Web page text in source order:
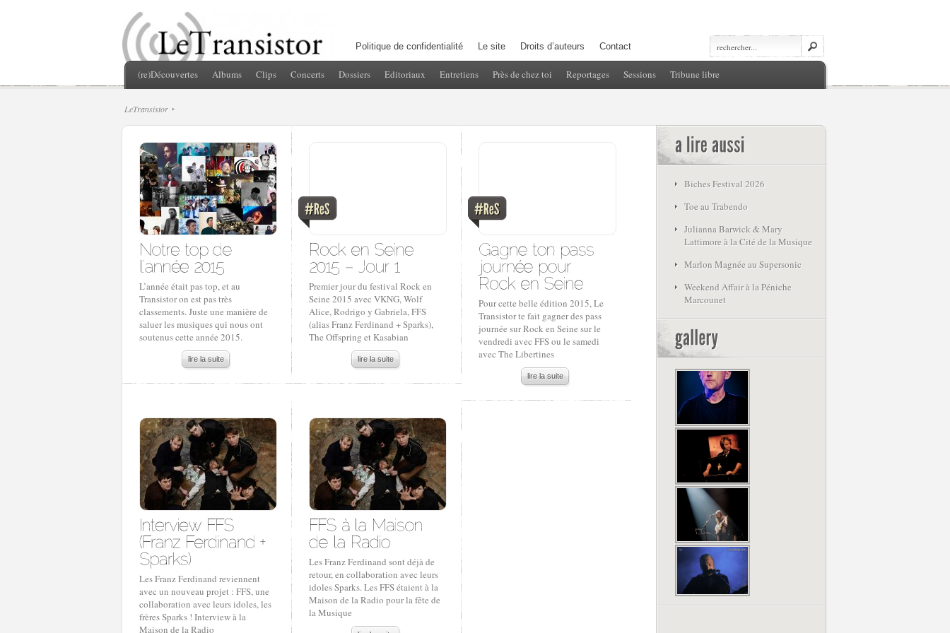
Politique de confidentialité Le site Droits d’auteurs Contact
(re)Découvertes Albums Clips Concerts Dossiers Editoriaux Entretiens Près de chez toi Reportages Sessions Tribune libre
LeTransistor
L’année était pas top, et au
Transistor on est pas très
classements. Juste une manière de
saluer les musiques qui nous ont
soutenus cette année 2015.
lire la suite
Premier jour du festival Rock en
Seine 2015 avec VKNG, Wolf
Alice, Rodrigo y Gabriela, FFS
(alias Franz Ferdinand + Sparks),
The Offspring et Kasabian
lire la suite
Pour cette belle édition 2015, Le
Transistor te fait gagner des pass
journée sur Rock en Seine sur le
vendredi avec FFS ou le samedi
avec The Libertines
lire la suite
Les Franz Ferdinand reviennent
avec un nouveau projet : FFS, une
collaboration avec leurs idoles, les
frères Sparks ! Interview à la
Maison de la Radio
Les Franz Ferdinand sont déjà de
retour, en collaboration avec leurs
idoles Sparks. Les FFS étaient à la
Maison de la Radio pour la fête de
la Musique
Biches Festival 2026
Toe au Trabendo
Julianna Barwick & Mary
Lattimore à la Cité de la Musique
Marlon Magnée au Supersonic
Weekend Affair à la Péniche
Marcounet